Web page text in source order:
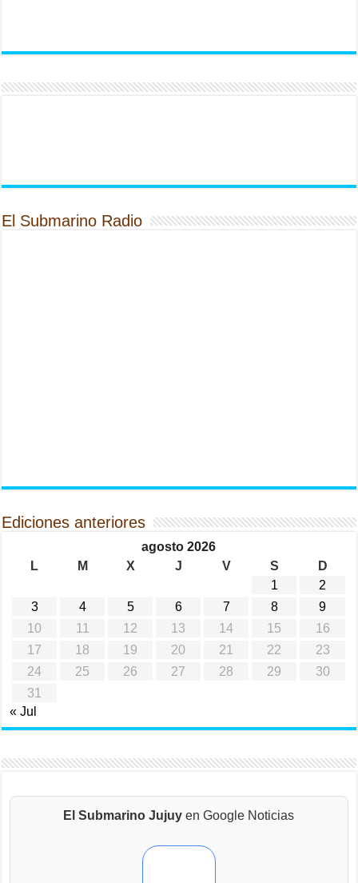
El Submarino Radio
Ediciones anteriores
agosto 2026
L
M X J V S
D
1
2
3
4 5 6 7 8
9
10
11 12 13 14 15
16
17
18 19 20 21 22
23
24
25 26 27 28 29
30
31
« Jul
El Submarino Jujuy en Google Noticias